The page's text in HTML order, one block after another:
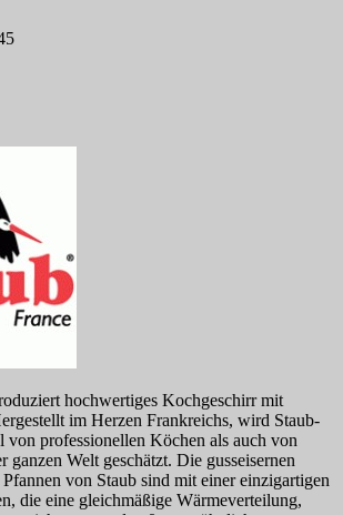
hochwertiges Kochgeschirr mit
im Herzen Frankreichs, wird Staub-
professionellen Köchen als auch von
ganzen Welt geschätzt. Die gusseisernen
von Staub sind mit einer einzigartigen
die eine gleichmäßige Wärmeverteilung,